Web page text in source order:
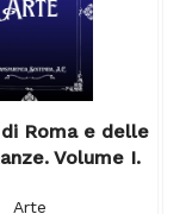
Roma e delle
Volume I.
Arte